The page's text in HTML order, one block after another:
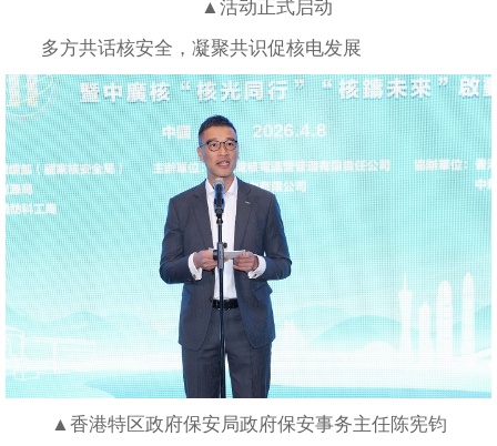
▲活动正式启动
多方共话核安全，凝聚共识促核电发展
▲香港特区政府保安局政府保安事务主任陈宪钧